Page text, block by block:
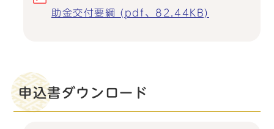
助金交付要綱 (pdf、82.44KB)
申込書ダウンロード